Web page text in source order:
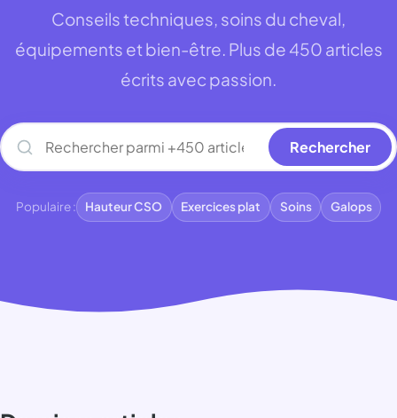
Conseils techniques, soins du cheval,
équipements et bien-être. Plus de 450 articles
écrits avec passion.
Rechercher
Populaire : Hauteur CSO Exercices plat Soins Galops